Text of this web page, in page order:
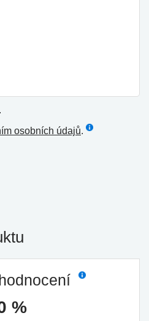
osobních údajů.
%